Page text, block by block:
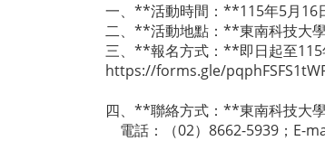
一、**活動時間：**115年5月16
二、**活動地點：**東南科技大
三、**報名方式：**即日起至115
https://forms.gle/
四、**聯絡方式：**東南科技大
電話：（02）8662-5939；E-